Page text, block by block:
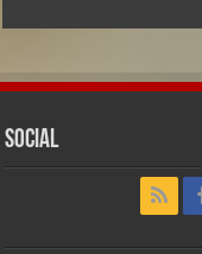
Social